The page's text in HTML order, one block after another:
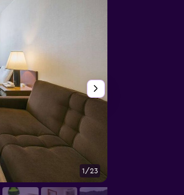
1/23